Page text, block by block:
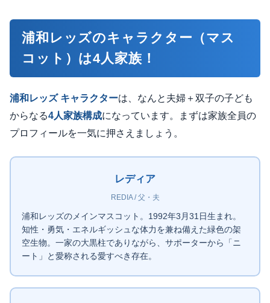
浦和レッズのキャラクター（マス
コット）は4人家族！
浦和レッズ キャラクターは、なんと夫婦＋双子の子ども
からなる4人家族構成になっています。まずは家族全員の
プロフィールを一気に押さえましょう。
レディア
REDIA / 父・夫
浦和レッズのメインマスコット。1992年3月31日生まれ。
知性・勇気・エネルギッシュな体力を兼ね備えた緑色の架
空生物。一家の大黒柱でありながら、サポーターから「ニ
ート」と愛称される愛すべき存在。